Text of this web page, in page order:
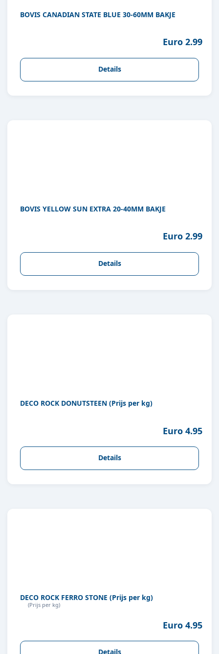
BOVIS CANADIAN STATE BLUE 30-60MM BAKJE
Euro 2.99
Details
BOVIS YELLOW SUN EXTRA 20-40MM BAKJE
Euro 2.99
Details
DECO ROCK DONUTSTEEN (Prijs per kg)
Euro 4.95
Details
DECO ROCK FERRO STONE (Prijs per kg)
(Prijs per kg)
Euro 4.95
Details